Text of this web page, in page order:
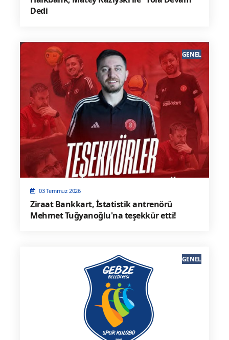
Dedi
03 Temmuz 2026
Ziraat Bankkart, İstatistik antrenörü
Mehmet Tuğyanoğlu'na teşekkür etti!
GENEL
GENEL